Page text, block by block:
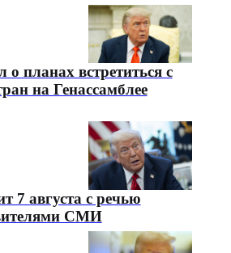
планах встретиться с
на Генассамблее
7 августа с речью
СМИ